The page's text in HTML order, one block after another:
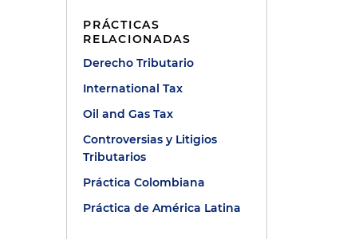
PRÁCTICAS
RELACIONADAS
Derecho Tributario
International Tax
Oil and Gas Tax
Controversias y Litigios
Tributarios
Práctica Colombiana
Práctica de América Latina